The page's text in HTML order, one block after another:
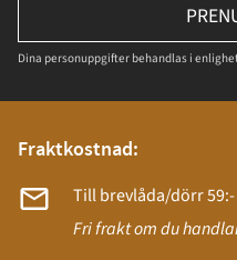
Dina personuppgifter behandlas i
Fraktkostnad:
Till brevlåda/dörr 59:-
Fri frakt om du